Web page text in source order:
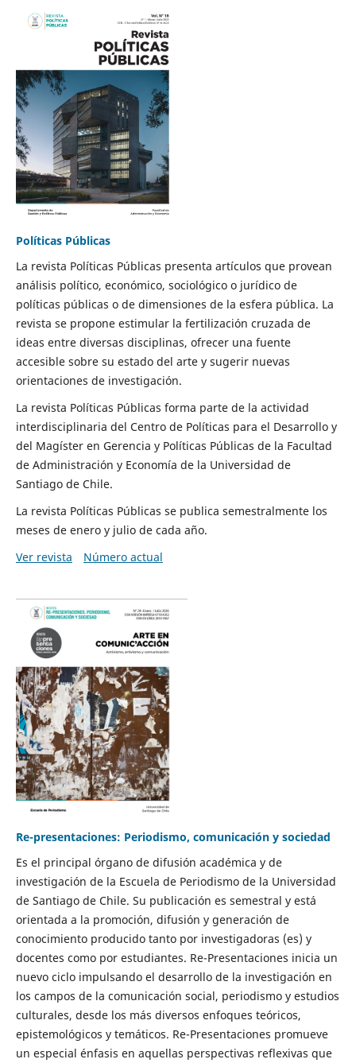
Políticas Públicas
La revista Políticas Públicas presenta artículos que provean
análisis político, económico, sociológico o jurídico de
políticas públicas o de dimensiones de la esfera pública. La
revista se propone estimular la fertilización cruzada de
ideas entre diversas disciplinas, ofrecer una fuente
accesible sobre su estado del arte y sugerir nuevas
orientaciones de investigación.
La revista Políticas Públicas forma parte de la actividad
interdisciplinaria del Centro de Políticas para el Desarrollo y
del Magíster en Gerencia y Políticas Públicas de la Facultad
de Administración y Economía de la Universidad de
Santiago de Chile.
La revista Políticas Públicas se publica semestralmente los
meses de enero y julio de cada año.
Ver revista
Número actual
Re-presentaciones: Periodismo, comunicación y sociedad
Es el principal órgano de difusión académica y de
investigación de la Escuela de Periodismo de la Universidad
de Santiago de Chile. Su publicación es semestral y está
orientada a la promoción, difusión y generación de
conocimiento producido tanto por investigadoras (es) y
docentes como por estudiantes. Re-Presentaciones inicia un
nuevo ciclo impulsando el desarrollo de la investigación en
los campos de la comunicación social, periodismo y estudios
culturales, desde los más diversos enfoques teóricos,
epistemológicos y temáticos. Re-Presentaciones promueve
un especial énfasis en aquellas perspectivas reflexivas que